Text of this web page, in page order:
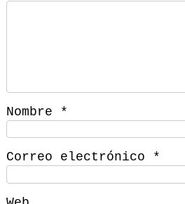
Nombre *
Correo electrónico *